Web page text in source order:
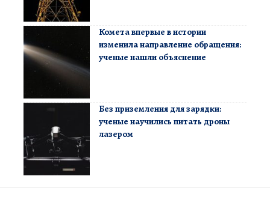
Комета впервые в истории
изменила направление обращения:
ученые нашли объяснение
Без приземления для зарядки:
ученые научились питать дроны
лазером